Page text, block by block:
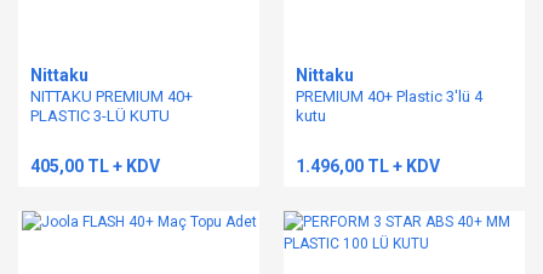
Nittaku
NITTAKU PREMIUM 40+
PLASTIC 3-LÜ KUTU
405,00 TL + KDV
Nittaku
PREMIUM 40+ Plastic 3'lü 4
kutu
1.496,00 TL + KDV